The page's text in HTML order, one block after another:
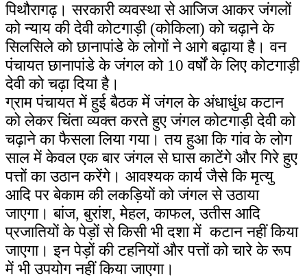
पिथौरागढ़। सरकारी व्यवस्था से आजिज आकर जंगलों
को न्याय की देवी कोटगाड़ी (कोकिला) को चढ़ाने के
सिलसिले को छानापांडे के लोगों ने आगे बढ़ाया है। वन
पंचायत छानापांडे के जंगल को 10 वर्षों के लिए कोटगाड़ी
देवी को चढ़ा दिया है।
ग्राम पंचायत में हुई बैठक में जंगल के अंधाधुंध कटान
को लेकर चिंता व्यक्त करते हुए जंगल कोटगाड़ी देवी को
चढ़ाने का फैसला लिया गया। तय हुआ कि गांव के लोग
साल में केवल एक बार जंगल से घास काटेंगे और गिरे हुए
पत्तों का उठान करेंगे। आवश्यक कार्य जैसे कि मृत्यु
आदि पर बेकाम की लकड़ियों को जंगल से उठाया
जाएगा। बांज, बुरांश, मेहल, काफल, उतीस आदि
प्रजातियों के पेड़ों से किसी भी दशा में कटान नहीं किया
जाएगा। इन पेड़ों की टहनियों और पत्तों को चारे के रूप
में भी उपयोग नहीं किया जाएगा।